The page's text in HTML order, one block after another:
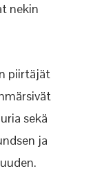
nekin
piirtäjät
sekä
ja